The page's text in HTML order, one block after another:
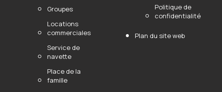
Groupes
Locations
commerciales
Service de
navette
Place de la
famille
Politique de
confidentialité
Plan du site web